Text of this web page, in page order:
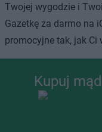
Twojej wygodzie i
Gazetkę za darmo na
promocyjne tak, jak Ci
Kupuj